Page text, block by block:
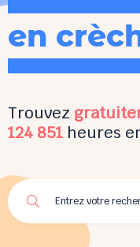
en
Trouvez
124 851 heures